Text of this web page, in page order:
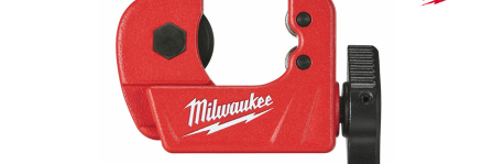
ИЗБРАННОЕ ( 0 )
СРАВНЕНИЕ ( 0 )